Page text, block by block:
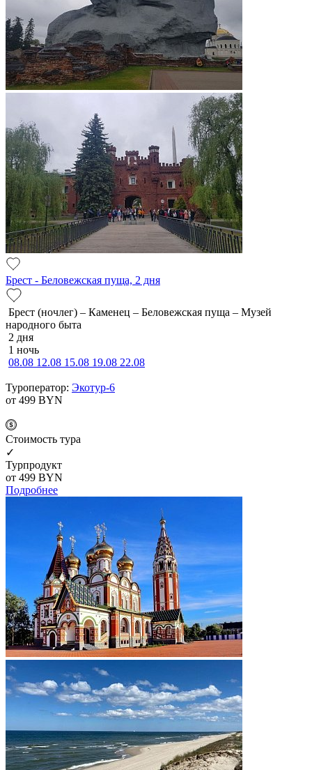
Брест - Беловежская пуща, 2 дня
Брест (ночлег) – Каменец – Беловежская пуща – Музей
народного быта
2 дня
1 ночь
08.08 12.08 15.08 19.08 22.08
Туроператор: Экотур-6
от 499 BYN
Cтоимость тура
✓
Турпродукт
от 499 BYN
Подробнее